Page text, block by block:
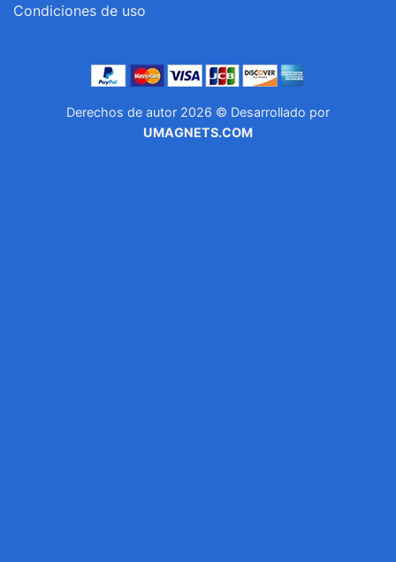
Condiciones de uso
Derechos de autor 2026 © Desarrollado por
UMAGNETS.COM